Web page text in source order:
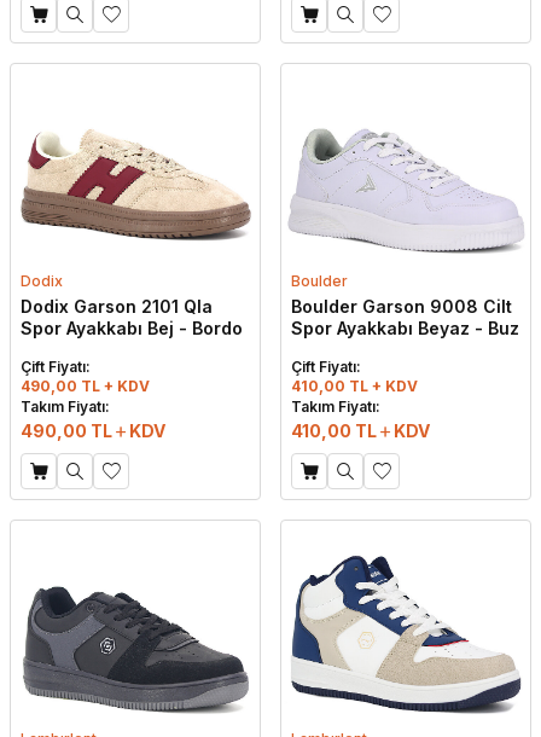
Dodix
Dodix Garson 2101 Qla
Spor Ayakkabı Bej - Bordo
Çift Fiyatı:
490,00 TL + KDV
Takım Fiyatı:
490,00 TL KDV
Boulder
Boulder Garson 9008 Cilt
Spor Ayakkabı Beyaz - Buz
Çift Fiyatı:
410,00 TL + KDV
Takım Fiyatı:
410,00 TL KDV